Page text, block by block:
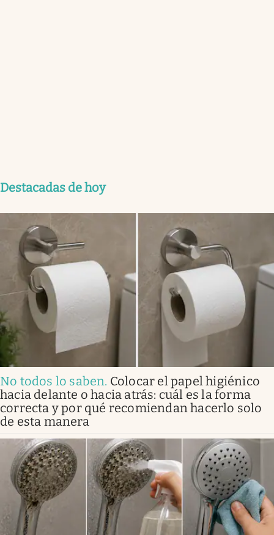
Destacadas de hoy
No todos lo saben. Colocar el papel higiénico
hacia delante o hacia atrás: cuál es la forma
correcta y por qué recomiendan hacerlo solo
de esta manera